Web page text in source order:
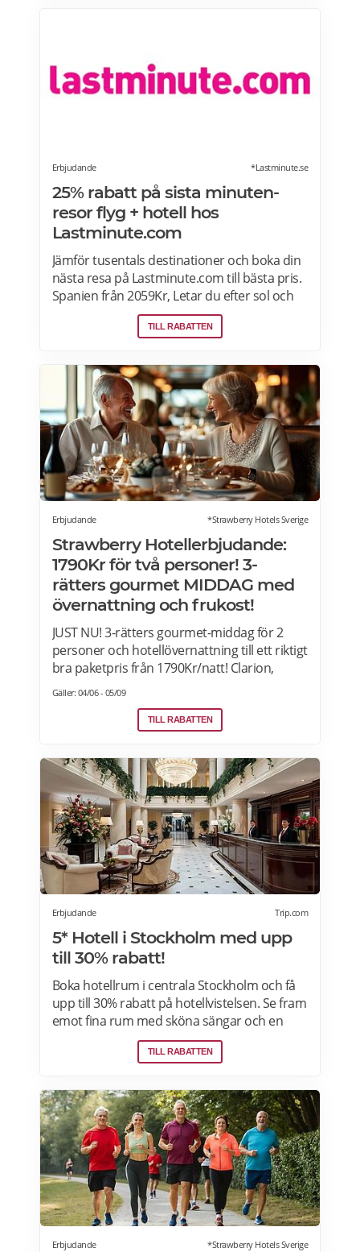
Erbjudande *Lastminute.se
25% rabatt på sista minuten-
resor flyg + hotell hos
Lastminute.com
Jämför tusentals destinationer och boka din
nästa resa på Lastminute.com till bästa pris.
Spanien från 2059Kr, Letar du efter sol och
hav? Boka flyg + hotell på Lastminute.com
och koppla av i sanden. Läs mer om aktuella
Lastminute.com här.
TILL RABATTEN
Erbjudande *Strawberry Hotels Sverige
Strawberry Hotellerbjudande:
1790Kr för två personer! 3-
rätters gourmet MIDDAG med
övernattning och frukost!
JUST NU! 3-rätters gourmet-middag för 2
personer och hotellövernattning till ett riktigt
bra paketpris från 1790Kr/natt! Clarion,
Quality Hotel, Comfort Hotel and Home
Paketet är tillgängligt alla dagar i veckan
fram till 13 september. 2026. Boka senast
den 12 september>>>
Gäller: 04/06 - 05/09
TILL RABATTEN
Erbjudande Trip.com
5* Hotell i Stockholm med upp
till 30% rabatt!
Boka hotellrum i centrala Stockholm och få
upp till 30% rabatt på hotellvistelsen. Se fram
emot fina rum med sköna sängar och en
härlig frukostbuffé och njut av allt som
staden har att erbjuda! Läs mer om
Stockholm här.
TILL RABATTEN
Erbjudande *Strawberry Hotels Sverige